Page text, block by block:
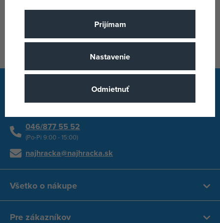
Zobraziť všetky značky
046/877 55 52
(Po-Pi 9:00 - 15:00)
najhracka@najhracka.sk
Všetko o nákupe
Pre zákazníkov
Prijímam
Nastavenie
Odmietnuť